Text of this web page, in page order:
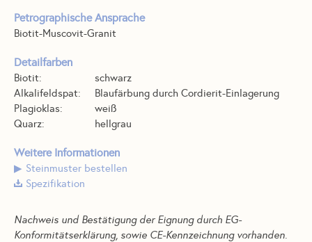
Petrographische Ansprache
Biotit-Muscovit-Granit
Detailfarben
Biotit:
schwarz
Alkalifeldspat:
Blaufärbung durch Cordierit-Einlagerung
Plagioklas:
weiß
Quarz:
hellgrau
Weitere Informationen
Steinmuster bestellen
Spezifikation
Nachweis und Bestätigung der Eignung durch EG-
Konformitätserklärung, sowie CE-Kennzeichnung vorhanden.